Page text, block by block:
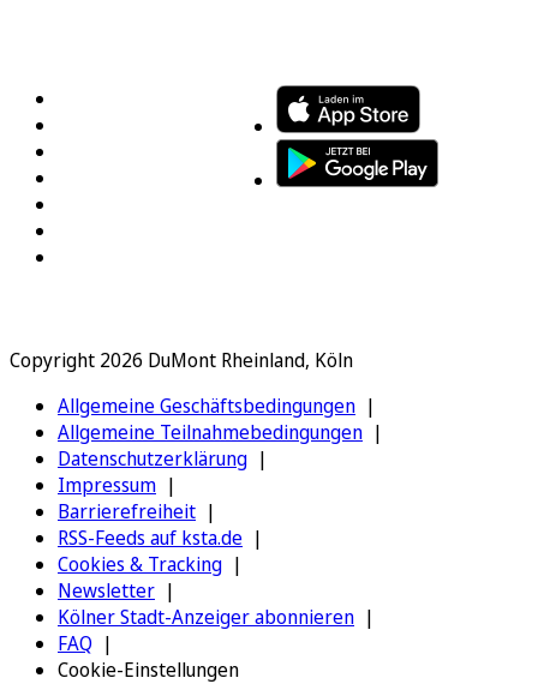
Copyright 2026 DuMont Rheinland, Köln
Allgemeine Geschäftsbedingungen
Allgemeine Teilnahmebedingungen
Datenschutzerklärung
Impressum
Barrierefreiheit
RSS-Feeds auf ksta.de
Cookies & Tracking
Newsletter
Kölner Stadt-Anzeiger abonnieren
FAQ
Cookie-Einstellungen